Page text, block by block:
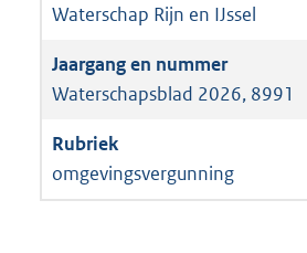
Waterschap Rijn en IJssel
Waterschapsblad 2026, 8991
omgevingsvergunning